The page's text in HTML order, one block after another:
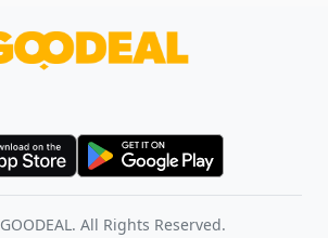
GOODEAL. All Rights Reserved.